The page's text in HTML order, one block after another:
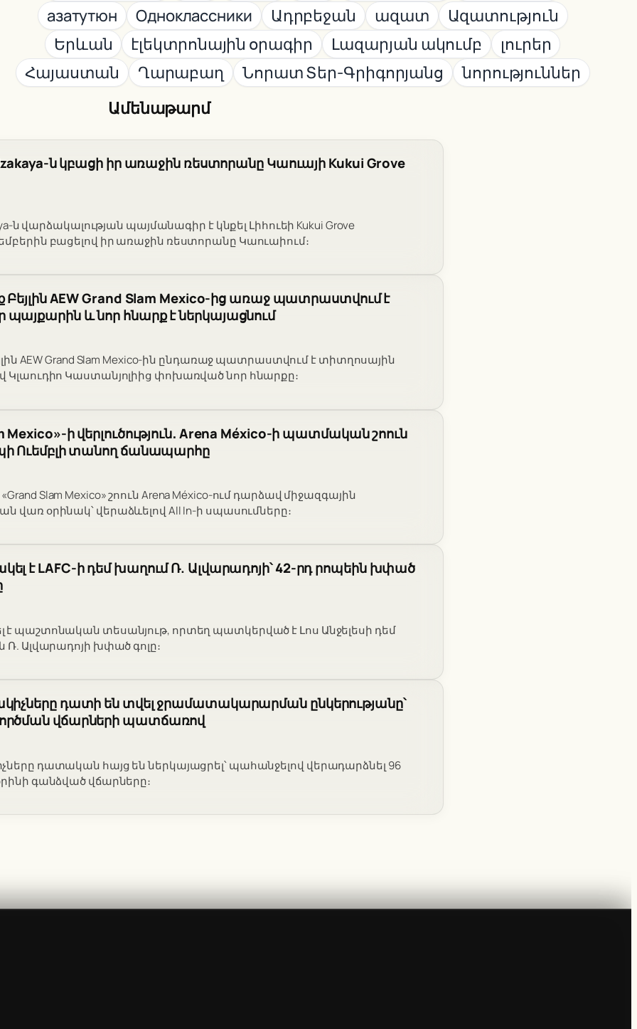
азатутюн
Одноклассники Ադրբեջան ազատ
Ազատություն
Երևան
էլեկտրոնային օրագիր Լազարյան ակումբ
լուրեր
Հայաստան
Ղարաբաղ Նորատ Տեր-Գրիգորյանց
նորություններ
Ամենաթարմ
Izakaya-ն կբացի իր առաջին ռեստորանը Կաուայի Kukui Grove
ն վարձակալության պայմանագիր է կնքել Լիհուեի Kukui Grove
բացելով իր առաջին ռեստորանը Կաուաիում։
Բեյլին AEW Grand Slam Mexico-ից առաջ պատրաստվում է
և նոր հնարք է ներկայացնում
AEW Grand Slam Mexico-ին ընդառաջ պատրաստվում է տիտղոսային
Կլաուդիո Կաստանյոլիից փոխառված նոր հնարքը։
Mexico»-ի վերլուծություն․ Arena México-ի պատմական շոուն
Ուեմբլի տանող ճանապարհը
Slam Mexico» շոուն Arena México-ում դարձավ միջազգային
վառ օրինակ՝ վերաձևելով All In-ի սպասումները։
է LAFC-ի դեմ խաղում Ռ. Ալվարադոյի՝ 42-րդ րոպեին խփած
է պաշտոնական տեսանյութ, որտեղ պատկերված է Լոս Անջելեսի դեմ
Ալվարադոյի խփած գոլը։
դատի են տվել ջրամատակարարման ընկերությանը՝
վճարների պատճառով
դատական հայց են ներկայացրել՝ պահանջելով վերադարձնել 96
գանձված վճարները։